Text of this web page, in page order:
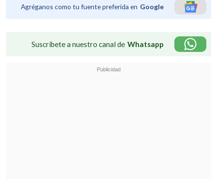
Agréganos como tu fuente preferida en Google
Suscríbete a nuestro canal de Whatsapp